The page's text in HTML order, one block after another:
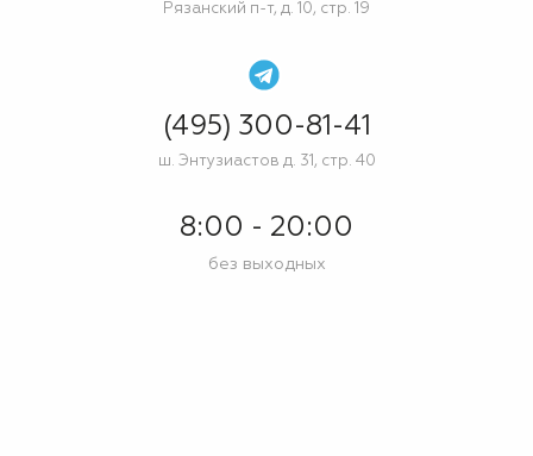
Рязанский п-т, д. 10, стр. 19
(495) 300-81-41
ш. Энтузиастов д. 31, стр. 40
8:00 - 20:00
без выходных